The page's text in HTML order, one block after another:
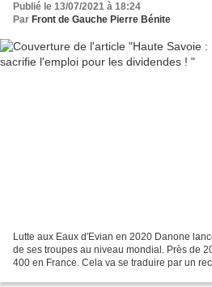
Publié le 13/07/2021 à 18:24
Par Front de Gauche Pierre Bénite
Lutte aux Eaux d'Evian en 2020 Danone
de ses troupes au niveau mondial. Près de
400 en France. Cela va se traduire par un